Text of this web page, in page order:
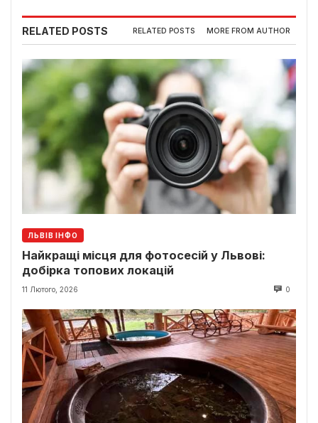
RELATED POSTS RELATED POSTS MORE FROM AUTHOR
ЛЬВІВ ІНФО
Найкращі місця для фотосесій у Львові:
добірка топових локацій
11 Лютого, 2026 0